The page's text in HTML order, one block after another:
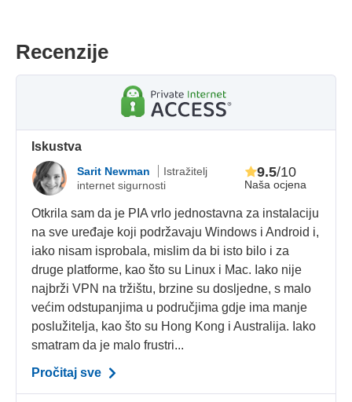
Recenzije
Iskustva
Sarit Newman
Istražitelj
internet sigurnosti
Naša ocjena
9.5/10
Otkrila sam da je PIA vrlo jednostavna za instalaciju
na sve uređaje koji podržavaju Windows i Android i,
iako nisam isprobala, mislim da bi isto bilo i za
druge platforme, kao što su Linux i Mac. Iako nije
najbrži VPN na tržištu, brzine su dosljedne, s malo
većim odstupanjima u područjima gdje ima manje
poslužitelja, kao što su Hong Kong i Australija. Iako
smatram da je malo frustri...
Pročitaj sve